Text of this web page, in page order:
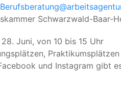
Schwarzwald-Baar-
Juni, von 10 bis 15 Uhr
Praktikumsplätzen
und Instagram gibt